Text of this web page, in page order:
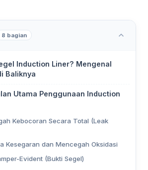
8 bagian
Induction Liner? Mengenal
Baliknya
Utama Penggunaan Induction
Kebocoran Secara Total (Leak
Kesegaran dan Mencegah Oksidasi
Evident (Bukti Segel)